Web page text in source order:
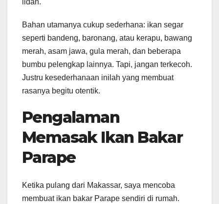
lidah.
Bahan utamanya cukup sederhana: ikan segar
seperti bandeng, baronang, atau kerapu, bawang
merah, asam jawa, gula merah, dan beberapa
bumbu pelengkap lainnya. Tapi, jangan terkecoh.
Justru kesederhanaan inilah yang membuat
rasanya begitu otentik.
Pengalaman
Memasak Ikan Bakar
Parape
Ketika pulang dari Makassar, saya mencoba
membuat ikan bakar Parape sendiri di rumah.